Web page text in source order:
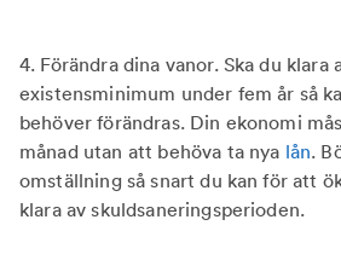
4. Förändra dina vanor. Ska du klara
existensminimum under fem år så
behöver förändras. Din ekonomi
månad utan att behöva ta nya lån.
omställning så snart du kan för att
klara av skuldsaneringsperioden.